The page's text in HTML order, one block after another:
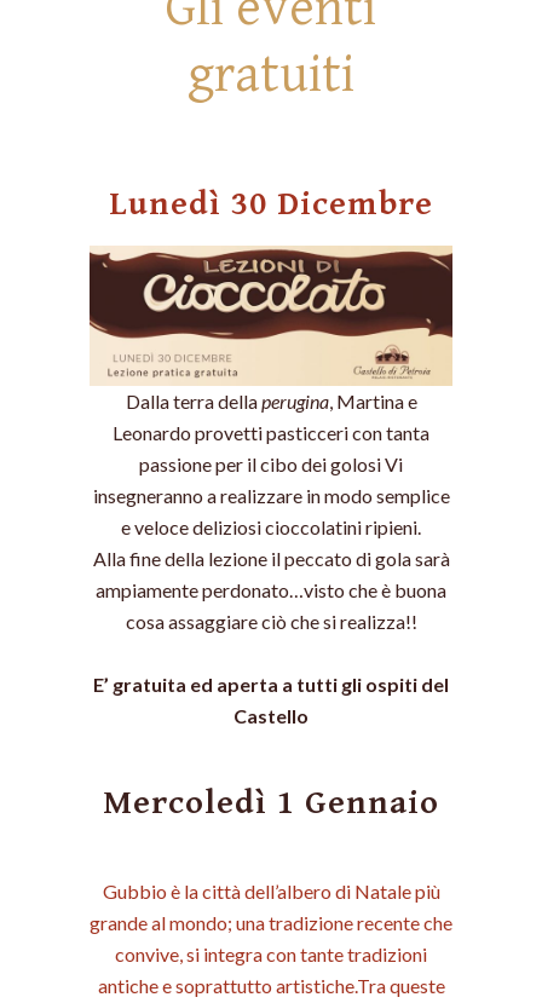
gratuiti
Lunedì 30 Dicembre
Dalla terra dellaperugina, Martina e
Leonardo provetti pasticceri con tanta
passione per il cibo dei golosi Vi
insegneranno a realizzare in modo semplice
e veloce deliziosi cioccolatini ripieni.
Alla fine della lezione il peccato di gola sarà
ampiamente perdonato…visto che è buona
cosa assaggiare ciò che si realizza!!
E’ gratuita ed aperta a tutti gli ospiti del
Castello
Mercoledì 1 Gennaio
Gubbio è la città dell’albero di Natale più
grande al mondo; una tradizione recente che
convive, si integra con tante tradizioni
antiche e soprattutto artistiche.Tra queste